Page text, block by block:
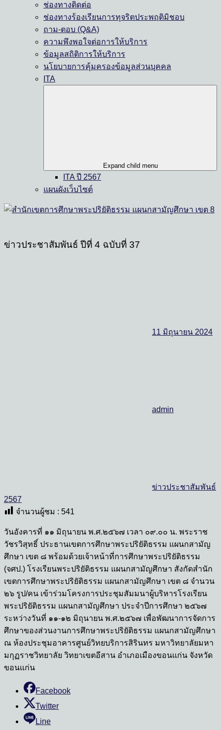
ช่องทางติดต่อ
ช่องทางร้องเรียนการทุจริตประพฤติมิชอบ
ถาม-ตอบ (Q&A)
ความพึงพอใจต่อการให้บริการ
ข้อมูลสถิติการให้บริการ
นโยบายการคุ้มครองข้อมูลส่วนบุคคล
ITA
Expand child menu
ITA ปี 2567
แผนผังเว็บไซต์
ข่าวประชาสัมพันธ์ ปีที่ 4 ฉบับที่ 37
11 มิถุนายน 2024
admin
ข่าวประชาสัมพันธ์
2567
จำนวนผู้ชม : 541
วันอังคารที่ ๑๑ มิถุนายน พ.ศ.๒๕๖๗ เวลา ๐๙.๐๐ น. พระราช
วัชรวิสุทธิ์ ประธานเขตการศึกษาพระปริยัติธรรม แผนกสามัญ
ศึกษา เขต ๘ พร้อมด้วยเจ้าหน้าที่การศึกษาพระปริยัติธรรม
(จศป.) โรงเรียนพระปริยัติธรรม แผนกสามัญศึกษา สังกัดสำนัก
เขตการศึกษาพระปริยัติธรรม แผนกสามัญศึกษา เขต ๘ จำนวน
๒๖ รูป/คน เข้าร่วมโครงการประชุมสัมมนาผู้บริหารโรงเรียน
พระปริยัติธรรม แผนกสามัญศึกษา ประจำปีการศึกษา ๒๕๖๗
ระหว่างวันที่ ๑๑-๑๒ มิถุนายน พ.ศ.๒๕๖๗ เพื่อพัฒนาการจัดการ
ศึกษาของส่วนงานการศึกษาพระปริยัติธรรม แผนกสามัญศึกษา
ณ ห้องประชุมอาคารศูนย์วิทยบริการสิรินทร มหาวิทยาลัยมหา
มกุฏราชวิทยาลัย วิทยาเขตอีสาน อำเภอเมืองขอนแก่น จังหวัด
ขอนแก่น
Facebook
Twitter
Line